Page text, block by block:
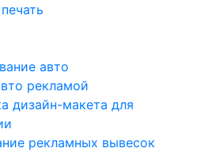
авто
рекламой
дизайн-макета для
рекламных вывесок